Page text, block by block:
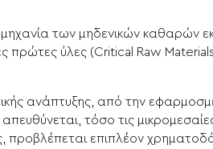
των μηδενικών καθαρών
πρώτες ύλες (Critical Raw
ανάπτυξης, από την
τόσο τις
προβλέπεται επιπλέον